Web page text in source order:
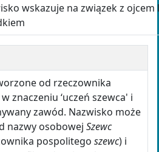
wskazuje na związek z
od rzeczownika
w znaczeniu ‘uczeń szewca' i
zawód. Nazwisko może
nazwy osobowej Szewc
pospolitego szewc) i